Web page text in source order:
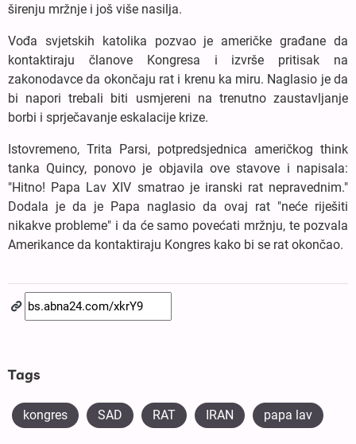
širenju mržnje i još više nasilja.
Vođa svjetskih katolika pozvao je američke građane da
kontaktiraju članove Kongresa i izvrše pritisak na
zakonodavce da okončaju rat i krenu ka miru. Naglasio je da
bi napori trebali biti usmjereni na trenutno zaustavljanje
borbi i sprječavanje eskalacije krize.
Istovremeno, Trita Parsi, potpredsjednica američkog think
tanka Quincy, ponovo je objavila ove stavove i napisala:
"Hitno! Papa Lav XIV smatrao je iranski rat nepravednim."
Dodala je da je Papa naglasio da ovaj rat "neće riješiti
nikakve probleme" i da će samo povećati mržnju, te pozvala
Amerikance da kontaktiraju Kongres kako bi se rat okončao.
Tags
kongres SAD RAT IRAN papa lav